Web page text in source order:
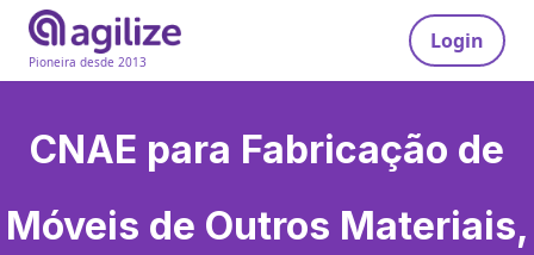
Pioneira desde 2013
Login
CNAE para Fabricação de
Móveis de Outros Materiais,